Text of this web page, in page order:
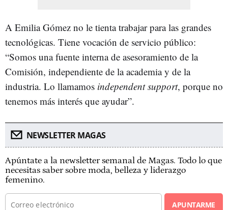
A Emilia Gómez no le tienta trabajar para las grandes
tecnológicas. Tiene vocación de servicio público:
“Somos una fuente interna de asesoramiento de la
Comisión, independiente de la academia y de la
industria. Lo llamamos independent support, porque no
tenemos más interés que ayudar”.
NEWSLETTER MAGAS
Apúntate a la newsletter semanal de Magas. Todo lo que
necesitas saber sobre moda, belleza y liderazgo
femenino.
APUNTARME